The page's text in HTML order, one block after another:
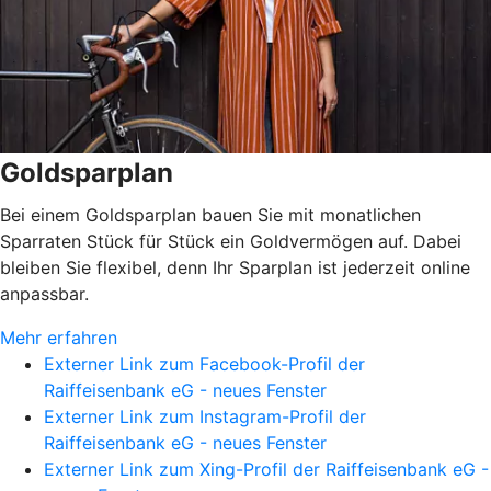
Goldsparplan
Bei einem Goldsparplan bauen Sie mit monatlichen
Sparraten Stück für Stück ein Goldvermögen auf. Dabei
bleiben Sie flexibel, denn Ihr Sparplan ist jederzeit online
anpassbar.
Mehr erfahren
Externer Link zum Facebook-Profil der
Raiffeisenbank eG - neues Fenster
Externer Link zum Instagram-Profil der
Raiffeisenbank eG - neues Fenster
Externer Link zum Xing-Profil der Raiffeisenbank eG -